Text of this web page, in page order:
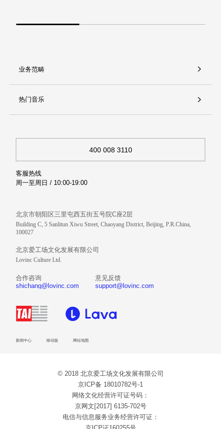
业务范畴
热门音乐
400 008 3110
客服热线
周一至周日 / 10:00-19:00
北京市朝阳区三里屯西五街五号院C座2层
Building C, 5 Sanlitun Xiwu Street, Chaoyang District, Beijing, P.R.China,
100027
北京爱工场文化发展有限公司
Lovinc Culture Ltd.
合作咨询
shichang@lovinc.com
意见反馈
support@lovinc.com
新闻中心 移动版 网站地图
© 2018 北京爱工场文化发展有限公司
京ICP备 18010782号-1
网络文化经营许可证号码：
京网文[2017] 6135-702号
电信与信息服务业务经营许可证：